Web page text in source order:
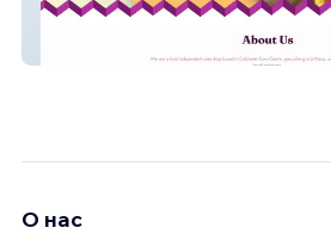
О нас